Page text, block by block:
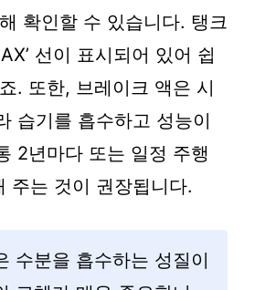
확인할 수 있습니다. 탱크
선이 표시되어 있어 쉽
. 또한, 브레이크 액은 시
습기를 흡수하고 성능이
2년마다 또는 일정 주행
주는 것이 권장됩니다.
수분을 흡수하는 성질이